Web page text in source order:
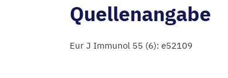
Quellenangabe
Eur J Immunol 55 (6): e52109